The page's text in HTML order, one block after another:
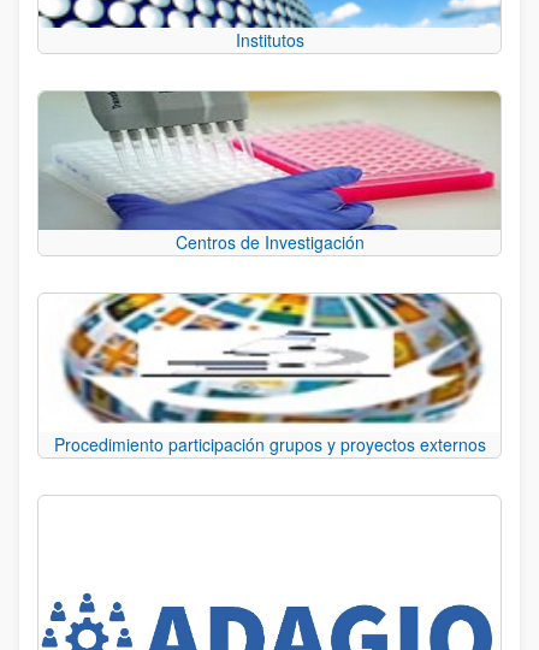
Institutos
Centros de Investigación
Procedimiento participación grupos y proyectos externos